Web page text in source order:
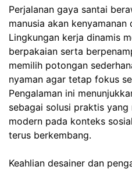
Perjalanan gaya santai
manusia akan
Lingkungan kerja dinamis
berpakaian serta
memilih potongan
nyaman agar tetap fokus
Pengalaman ini
sebagai solusi praktis
modern pada konteks
terus berkembang.
Keahlian desainer dan